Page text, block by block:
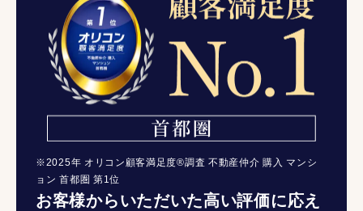
お客様からいただいた高い評価に応え
※2025年 オリコン顧客満足度®調査 不動産仲介 購入 マンシ
ョン 首都圏 第1位